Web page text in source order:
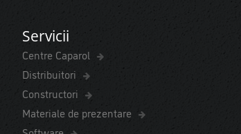
Servicii
Centre Caparol
Distribuitori
Constructori
Materiale de prezentare